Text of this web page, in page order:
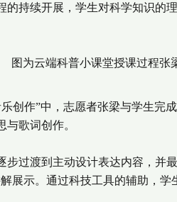
持续开展，学生对科学知识的
云端科普小课堂授课过程张
作”中，志愿者张梁与学生完成
歌词创作。
渡到主动设计表达内容，并最
展示。通过科技工具的辅助，